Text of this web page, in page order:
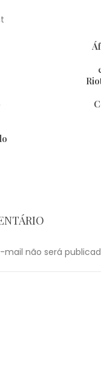
não será